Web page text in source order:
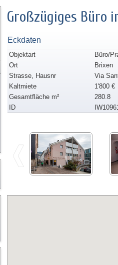
Großzügiges Büro
Eckdaten
Objektart
Büro/
Ort
Brixen
Strasse, Hausnr
Via
Kaltmiete
1'800 €
Gesamtfläche m²
280.8
ID